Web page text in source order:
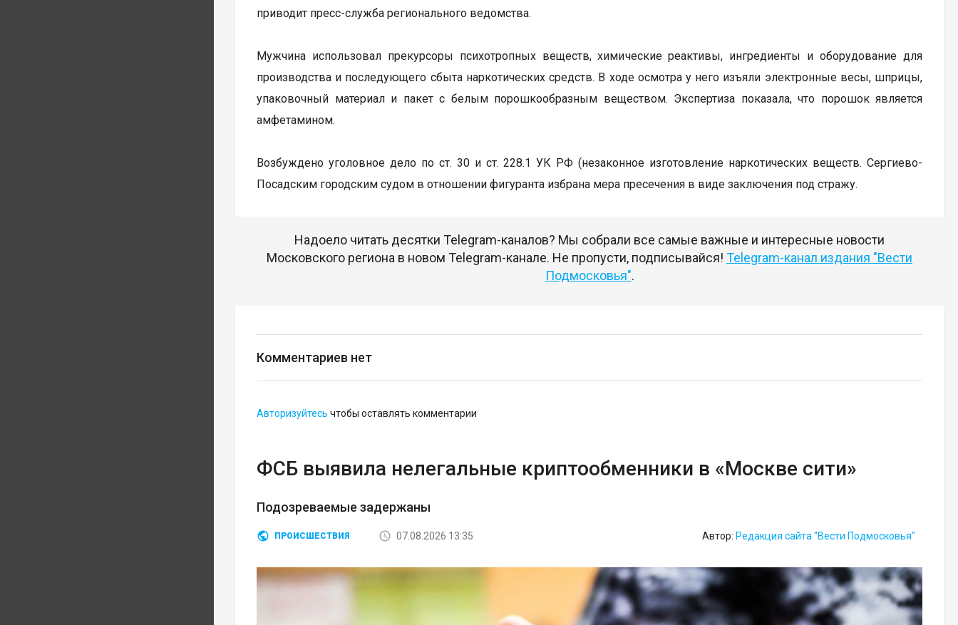
приводит пресс-служба регионального ведомства.
Мужчина использовал прекурсоры психотропных веществ, химические реактивы, ингредиенты и оборудование для
производства и последующего сбыта наркотических средств. В ходе осмотра у него изъяли электронные весы, шприцы,
упаковочный материал и пакет с белым порошкообразным веществом. Экспертиза показала, что порошок является
амфетамином.
Возбуждено уголовное дело по ст. 30 и ст. 228.1 УК РФ (незаконное изготовление наркотических веществ. Сергиево-
Посадским городским судом в отношении фигуранта избрана мера пресечения в виде заключения под стражу.
Надоело читать десятки Telegram-каналов? Мы собрали все самые важные и интересные новости
Московского региона в новом Telegram-канале. Не пропусти, подписывайся! Telegram-канал издания "Вести
Подмосковья".
Комментариев нет
Авторизуйтесь чтобы оставлять комментарии
ФСБ выявила нелегальные криптообменники в «Москве сити»
Подозреваемые задержаны
ПРОИСШЕСТВИЯ 07.08.2026 13:35 Автор: Редакция сайта "Вести Подмосковья"